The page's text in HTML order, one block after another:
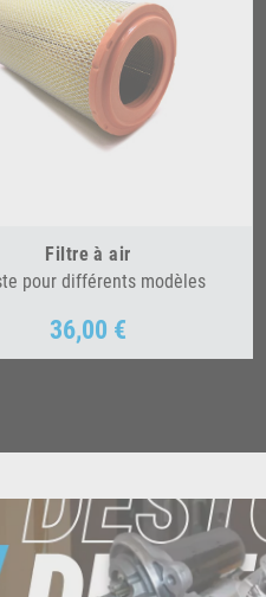
Filtre à air
pour différents modèles
Prix
36,00 €